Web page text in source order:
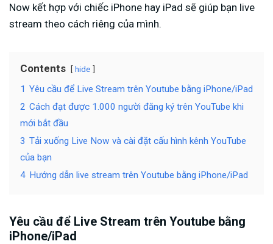
Now kết hợp với chiếc iPhone hay iPad sẽ giúp bạn live
stream theo cách riêng của mình.
Contents hide
1 Yêu cầu để Live Stream trên Youtube bằng iPhone/iPad
2 Cách đạt được 1.000 người đăng ký trên YouTube khi
mới bắt đầu
3 Tải xuống Live Now và cài đặt cấu hình kênh YouTube
của bạn
4 Hướng dẫn live stream trên Youtube bằng iPhone/iPad
Yêu cầu để Live Stream trên Youtube bằng
iPhone/iPad